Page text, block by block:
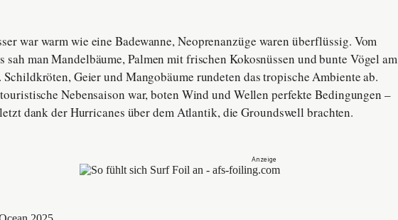
war warm wie eine Badewanne, Neoprenanzüge waren überflüssig. Vom
sah man Mandelbäume, Palmen mit frischen Kokosnüssen und bunte Vögel am
Geier und Mangobäume rundeten das tropische Ambiente ab.
Nebensaison war, boten Wind und Wellen perfekte Bedingungen –
dank der Hurricanes über dem Atlantik, die Groundswell brachten.